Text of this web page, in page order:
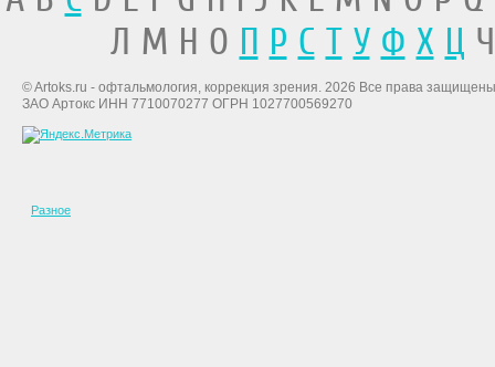
Л М Н О П Р С Т У Ф Х Ц
© Artoks.ru - офтальмология, коррекция зрения. 2026 Все права
ЗАО Артокс ИНН 7710070277 ОГРН 1027700569270
Разное